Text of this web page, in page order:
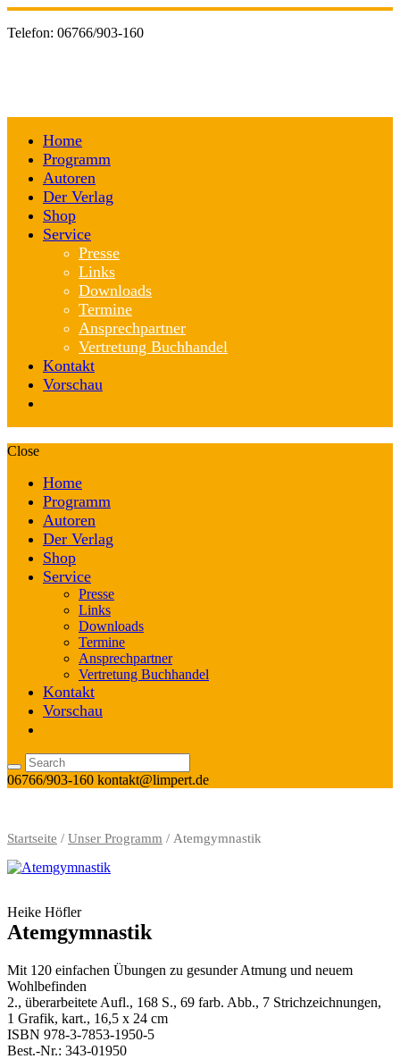
Telefon: 06766/903-160
Home
Programm
Autoren
Der Verlag
Shop
Service
Presse
Links
Downloads
Termine
Ansprechpartner
Vertretung Buchhandel
Kontakt
Vorschau
Close
Home
Programm
Autoren
Der Verlag
Shop
Service
Presse
Links
Downloads
Termine
Ansprechpartner
Vertretung Buchhandel
Kontakt
Vorschau
06766/903-160 kontakt@limpert.de
Startseite / Unser Programm / Atemgymnastik
Heike Höfler
Atemgymnastik
Mit 120 einfachen Übungen zu gesunder Atmung und neuem
Wohlbefinden
2., überarbeitete Aufl., 168 S., 69 farb. Abb., 7 Strichzeichnungen,
1 Grafik, kart., 16,5 x 24 cm
ISBN 978-3-7853-1950-5
Best.-Nr.: 343-01950